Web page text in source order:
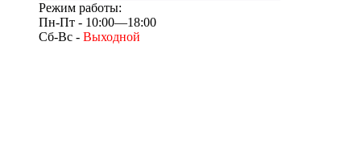
Режим работы:
Пн-Пт - 10:00—18:00
Сб-Вс - Выходной